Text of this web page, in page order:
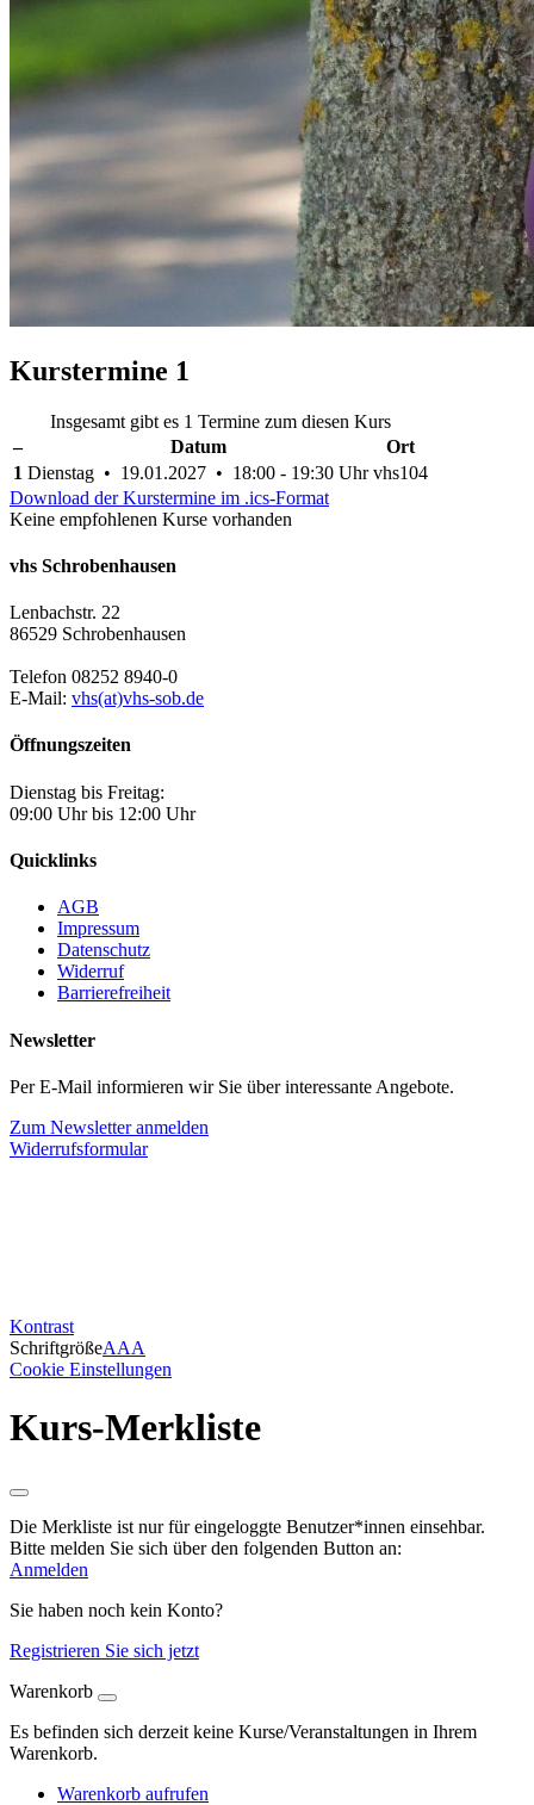
Kurstermine 1
Insgesamt gibt es 1 Termine zum diesen Kurs
–
Datum
Ort
1 Dienstag • 19.01.2027 • 18:00 - 19:30 Uhr vhs104
Download der Kurstermine im .ics-Format
Keine empfohlenen Kurse vorhanden
vhs Schrobenhausen
Lenbachstr. 22
86529 Schrobenhausen
Telefon 08252 8940-0
E-Mail: vhs(at)vhs-sob.de
Öffnungszeiten
Dienstag bis Freitag:
09:00 Uhr bis 12:00 Uhr
Quicklinks
AGB
Impressum
Datenschutz
Widerruf
Barrierefreiheit
Newsletter
Per E-Mail informieren wir Sie über interessante Angebote.
Zum Newsletter anmelden
Widerrufsformular
Kontrast
SchriftgrößeAAA
Cookie Einstellungen
Kurs-Merkliste
Die Merkliste ist nur für eingeloggte Benutzer*innen einsehbar.
Bitte melden Sie sich über den folgenden Button an:
Anmelden
Sie haben noch kein Konto?
Registrieren Sie sich jetzt
Warenkorb
Es befinden sich derzeit keine Kurse/Veranstaltungen in Ihrem
Warenkorb.
Warenkorb aufrufen